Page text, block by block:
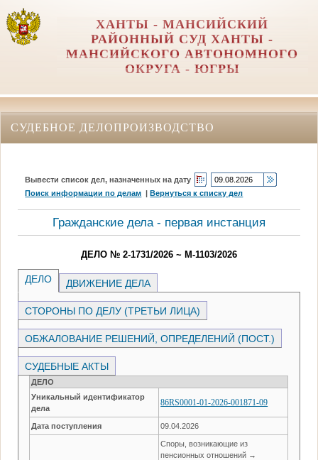
ХАНТЫ - МАНСИЙСКИЙ
РАЙОННЫЙ СУД ХАНТЫ -
МАНСИЙСКОГО АВТОНОМНОГО
ОКРУГА - ЮГРЫ
СУДЕБНОЕ ДЕЛОПРОИЗВОДСТВО
Вывести список дел, назначенных на дату
Поиск информации по делам |Вернуться к списку дел
Гражданские дела - первая инстанция
ДЕЛО № 2-1731/2026 ~ М-1103/2026
ДЕЛО ДВИЖЕНИЕ ДЕЛА
СТОРОНЫ ПО ДЕЛУ (ТРЕТЬИ ЛИЦА)
ОБЖАЛОВАНИЕ РЕШЕНИЙ, ОПРЕДЕЛЕНИЙ (ПОСТ.)
СУДЕБНЫЕ АКТЫ
ДЕЛО
Уникальный идентификатор
дела
86RS0001-01-2026-001871-09
Дата поступления 09.04.2026
Споры, возникающие из
пенсионных отношений →